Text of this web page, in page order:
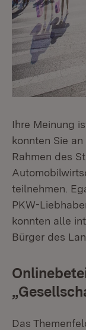
Ihre Meinung
konnten Sie
Rahmen des
teilnehmen.
PKW-
konnten alle
Bürger des
Das